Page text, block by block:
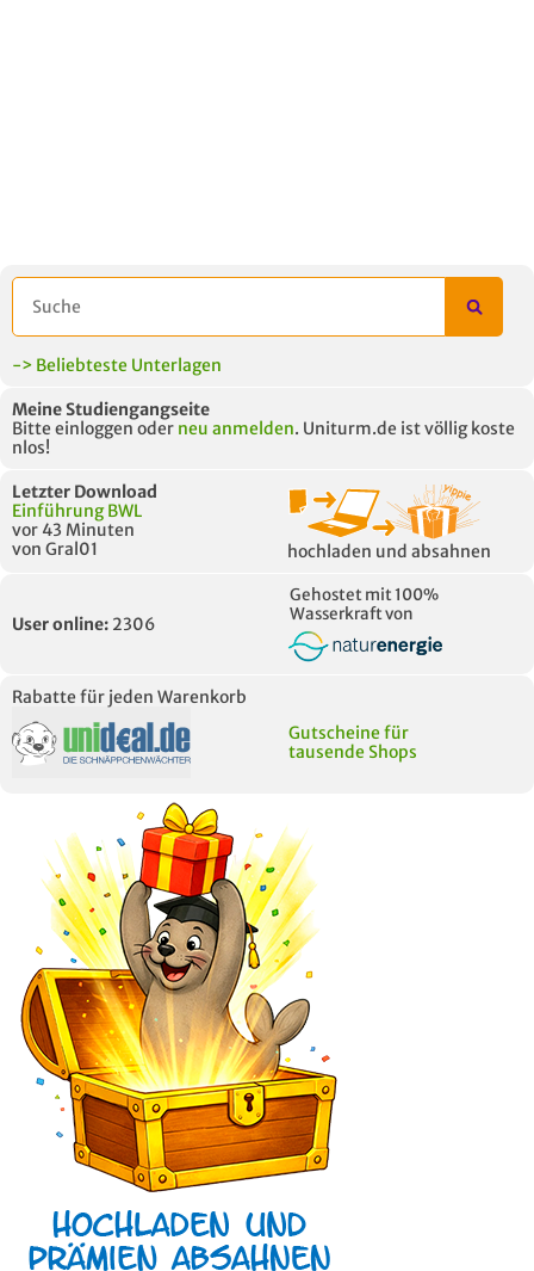
-> Beliebteste Unterlagen
Meine Studiengangseite
Bitte einloggen oder neu anmelden. Uniturm.de ist völlig koste
nlos!
Letzter Download
Einführung BWL
vor 43 Minuten
von Gral01
hochladen und absahnen
User online: 2306
Gehostet mit 100%
Wasserkraft von
Rabatte für jeden Warenkorb
Gutscheine für
tausende Shops